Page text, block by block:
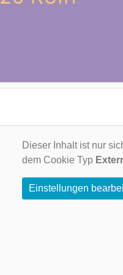
Dieser Inhalt ist nur
dem Cookie Typ
Einstellungen